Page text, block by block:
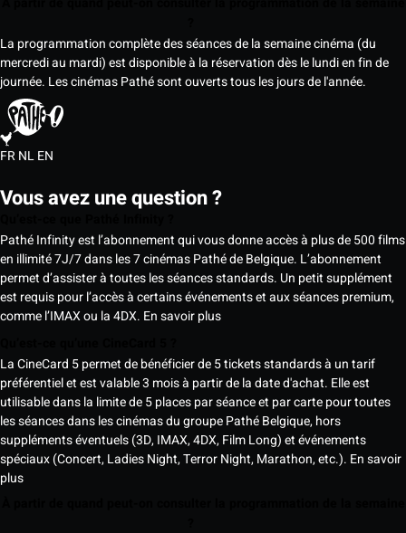
La programmation complète des séances de la semaine cinéma (du
mercredi au mardi) est disponible à la réservation dès le lundi en fin de
journée. Les cinémas Pathé sont ouverts tous les jours de l'année.
FRNLEN
Vous avez une question ?
Pathé Infinity est l’abonnement qui vous donne accès à plus de 500 films
en illimité 7J/7 dans les 7 cinémas Pathé de Belgique. L’abonnement
permet d’assister à toutes les séances standards. Un petit supplément
est requis pour l’accès à certains événements et aux séances premium,
comme l’IMAX ou la 4DX. En savoir plus
La CineCard 5 permet de bénéficier de 5 tickets standards à un tarif
préférentiel et est valable 3 mois à partir de la date d'achat. Elle est
utilisable dans la limite de 5 places par séance et par carte pour toutes
les séances dans les cinémas du groupe Pathé Belgique, hors
suppléments éventuels (3D, IMAX, 4DX, Film Long) et événements
spéciaux (Concert, Ladies Night, Terror Night, Marathon, etc.). En savoir
plus